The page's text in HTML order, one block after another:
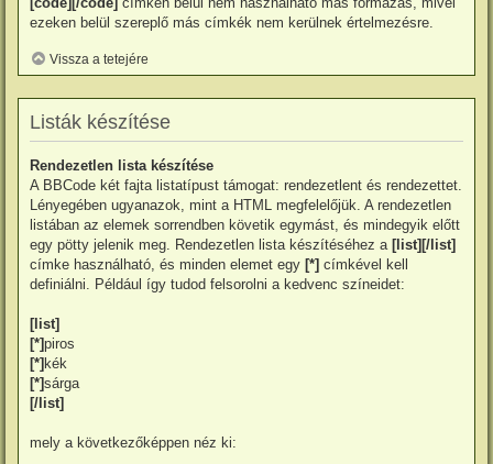
ezeken belül szereplő más címkék nem kerülnek értelmezésre.
Vissza a tetejére
Listák készítése
Rendezetlen lista készítése
A BBCode két fajta listatípust támogat: rendezetlent és rendezettet.
Lényegében ugyanazok, mint a HTML megfelelőjük. A rendezetlen
listában az elemek sorrendben követik egymást, és mindegyik előtt
egy pötty jelenik meg. Rendezetlen lista készítéséhez a [list][/list]
címke használható, és minden elemet egy [*] címkével kell
definiálni. Például így tudod felsorolni a kedvenc színeidet:
[list]
[*]piros
[*] kék
[*]sárga
[/list]
mely a következőképpen néz ki: